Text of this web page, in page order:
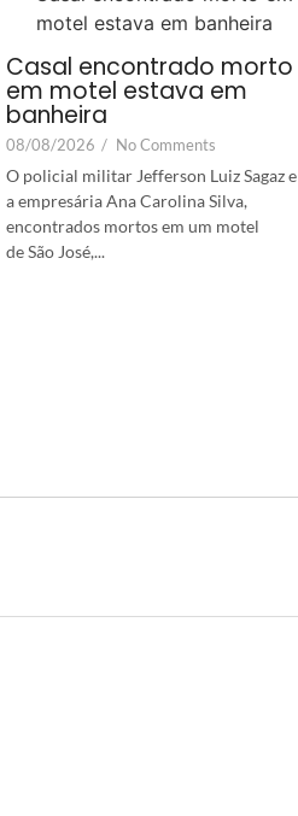
Casal encontrado morto
em motel estava em
banheira
08/08/2026 / No Comments
O policial militar Jefferson Luiz Sagaz e
a empresária Ana Carolina Silva,
encontrados mortos em um motel
de São José,...